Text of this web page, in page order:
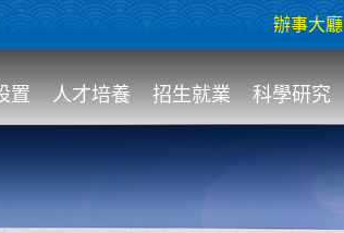
辦事大廳
置 人才培養 招生就業 科學研究